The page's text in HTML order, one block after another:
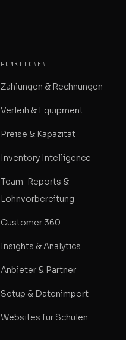
FUNKTIONEN
Zahlungen & Rechnungen
Verleih & Equipment
Preise & Kapazität
Inventory Intelligence
Team-Reports &
Lohnvorbereitung
Customer 360
Insights & Analytics
Anbieter & Partner
Setup & Datenimport
Websites für Schulen